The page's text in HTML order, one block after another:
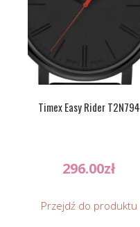
Timex Easy Rider T2N794
296.00zł
Przejdź do produktu